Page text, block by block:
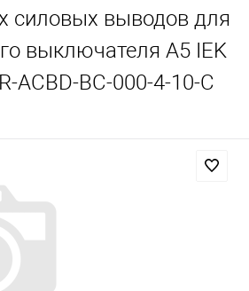
силовых выводов для
выключателя A5 IEK
ACBD-BC-000-4-10-C